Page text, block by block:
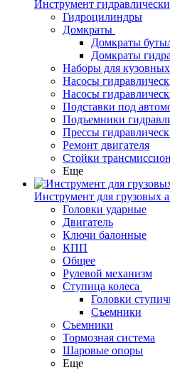
Инструмент
Гидроцилиндры
Домкраты
Домкраты
Домкраты
Наборы для
Насосы
Насосы
Подставки под
Подъемники
Прессы
Ремонт двигателя
Стойки
Еще
Инструмент для грузовых
Головки ударные
Двигатель
Ключи балонные
КПП
Общее
Рулевой механизм
Ступица колеса
Головки
Съемники
Съемники
Тормозная система
Шаровые опоры
Еще